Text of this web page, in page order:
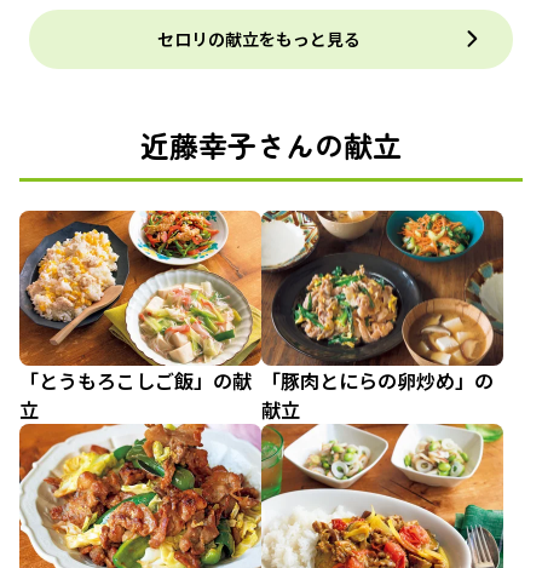
セロリの献立をもっと見る
近藤幸子さんの献立
「とうもろこしご飯」の献
立
「豚肉とにらの卵炒め」の
献立